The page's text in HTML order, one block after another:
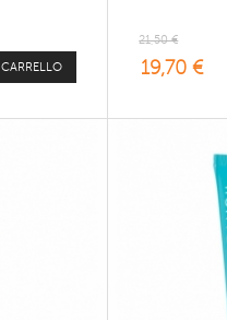
CARRELLO
21,50 €
19,70 €